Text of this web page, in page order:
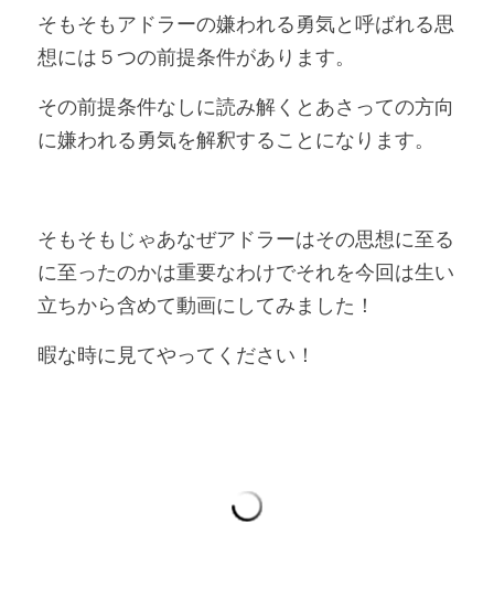
そもそもアドラーの嫌われる勇気と呼ばれる思
想には５つの前提条件があります。
その前提条件なしに読み解くとあさっての方向
に嫌われる勇気を解釈することになります。
そもそもじゃあなぜアドラーはその思想に至る
に至ったのかは重要なわけでそれを今回は生い
立ちから含めて動画にしてみました！
暇な時に見てやってください！